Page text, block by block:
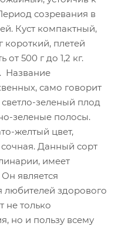
созревания в
Куст компактный,
короткий, плетей
500 г до 1,2 кг.
Название
само говорит
светло-зеленый плод
зеленые полосы.
желтый цвет,
Данный сорт
имеет
является
здорового
не только
но и пользу всему